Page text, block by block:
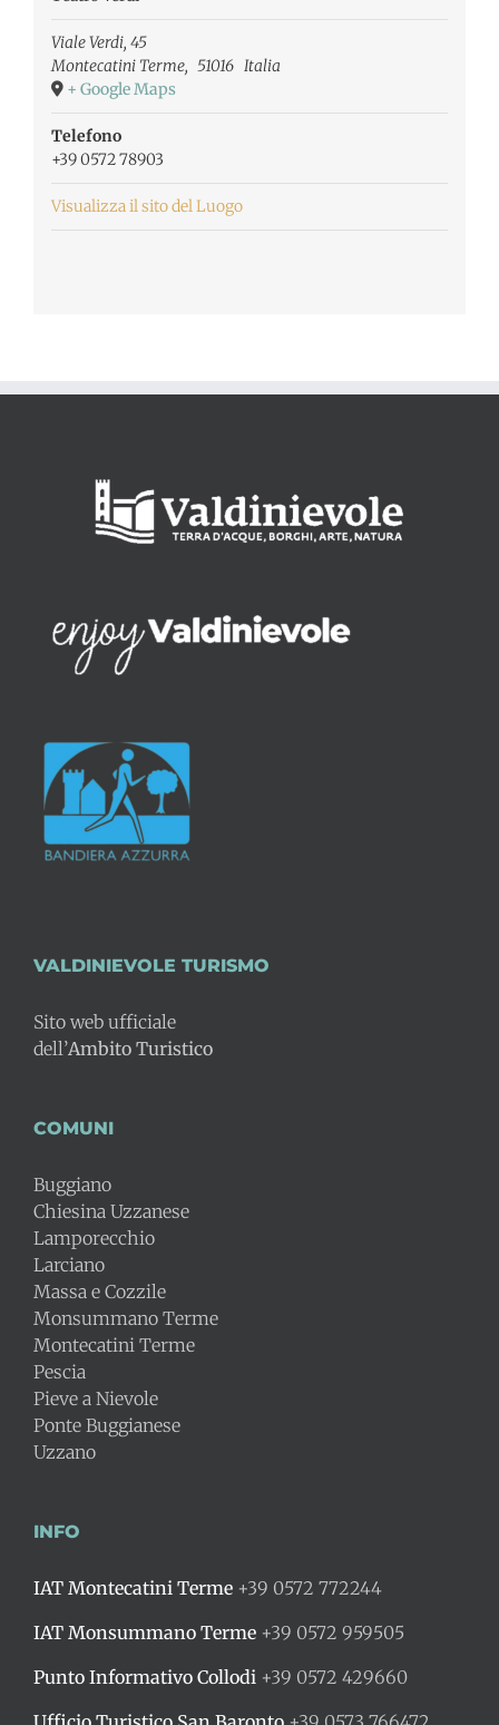
Viale Verdi, 45
Montecatini Terme, 51016 Italia
+ Google Maps
Telefono
+39 0572 78903
Visualizza il sito del Luogo
VALDINIEVOLE TURISMO
Sito web ufficiale
dell’Ambito Turistico
COMUNI
Buggiano
Chiesina Uzzanese
Lamporecchio
Larciano
Massa e Cozzile
Monsummano Terme
Montecatini Terme
Pescia
Pieve a Nievole
Ponte Buggianese
Uzzano
INFO
IAT Montecatini Terme +39 0572 772244
IAT Monsummano Terme +39 0572 959505
Punto Informativo Collodi +39 0572 429660